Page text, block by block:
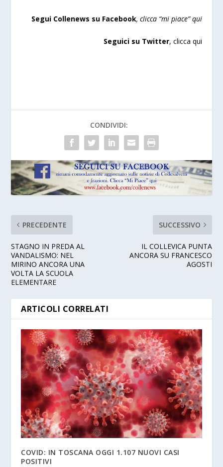
Segui Collenews su Facebook, clicca “mi piace”qui
Seguici su Twitter, clicca qui
CONDIVIDI:
PRECEDENTE
STAGNO IN PREDA AL
VANDALISMO: NEL
MIRINO ANCORA UNA
VOLTA LA SCUOLA
ELEMENTARE
SUCCESSIVO
IL COLLEVICA PUNTA
ANCORA SU FRANCESCO
AGOSTI
ARTICOLI CORRELATI
COVID: IN TOSCANA OGGI 1.107 NUOVI CASI
POSITIVI